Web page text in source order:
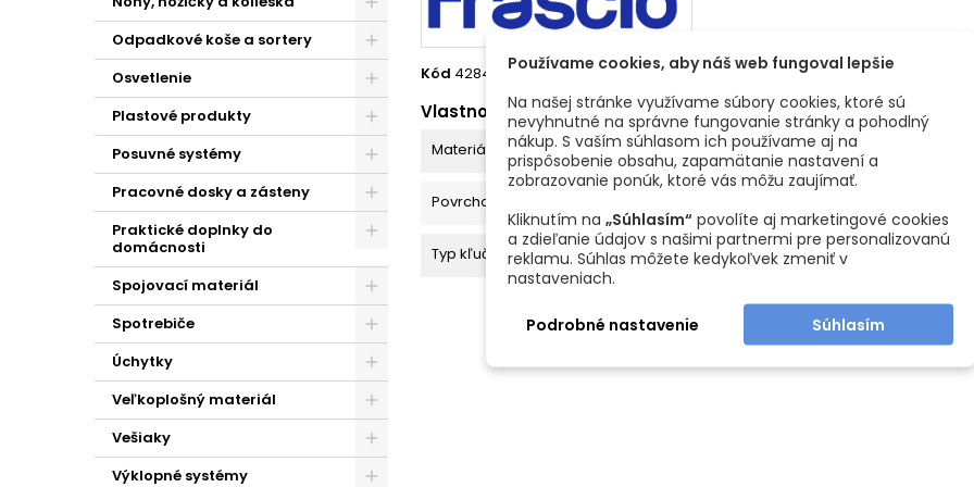
Odpadkové koše a sortery
Osvetlenie
Plastové produkty
Posuvné systémy
Pracovné dosky a zásteny
Praktické doplnky do
domácnosti
Spojovací materiál
Spotrebiče
Úchytky
Veľkoplošný materiál
Vešiaky
Výklopné systémy
Kód 428430
Vlastnosti produktu
Materiál
Povrchová úprava Chróm
Typ kľučiek Štítkové
Používame cookies, aby náš web fungoval lepšie
Na našej stránke využívame súbory cookies, ktoré sú
nevyhnutné na správne fungovanie stránky a pohodlný
nákup. S vaším súhlasom ich používame aj na
prispôsobenie obsahu, zapamätanie nastavení a
zobrazovanie ponúk, ktoré vás môžu zaujímať.
Kliknutím na „Súhlasím“ povolíte aj marketingové cookies
a zdieľanie údajov s našimi partnermi pre personalizovanú
reklamu. Súhlas môžete kedykoľvek zmeniť v
nastaveniach.
Podrobné nastavenie Súhlasím